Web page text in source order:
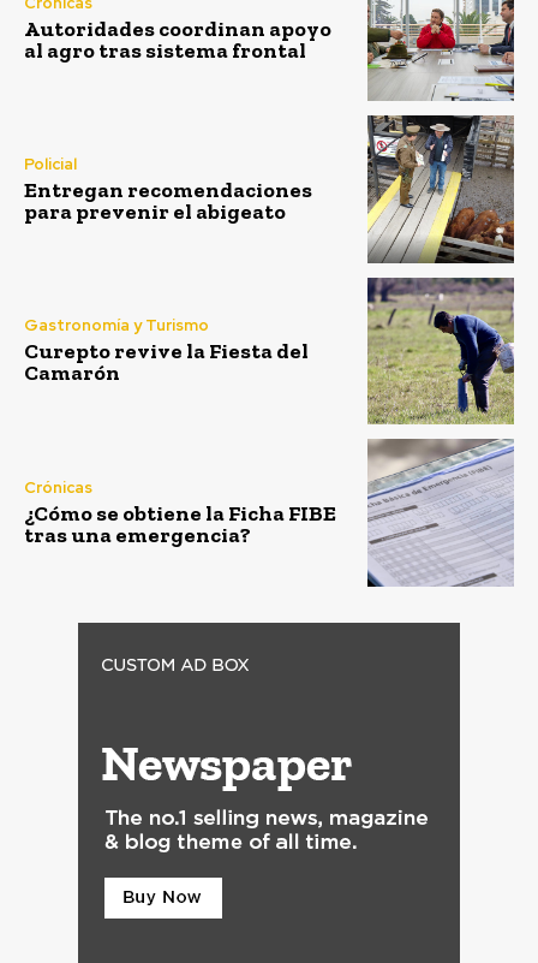
Autoridades coordinan apoyo
al agro tras sistema frontal
Policial
Entregan recomendaciones
para prevenir el abigeato
Gastronomía y Turismo
Curepto revive la Fiesta del
Camarón
Crónicas
¿Cómo se obtiene la Ficha FIBE
tras una emergencia?